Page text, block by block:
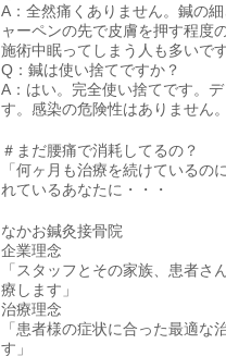
A：全然痛くありません。鍼の
ャーペンの先で皮膚を押す程度
施術中眠ってしまう人も多いです
Q：鍼は使い捨てですか？
A：はい。完全使い捨てです。
す。感染の危険性はありません。
＃まだ腰痛で消耗してるの？
「何ヶ月も治療を続けている
れているあなたに・・・
なかお鍼灸接骨院
企業理念
「スタッフとその家族、患者
療します」
治療理念
「患者様の症状に合った最適
す」